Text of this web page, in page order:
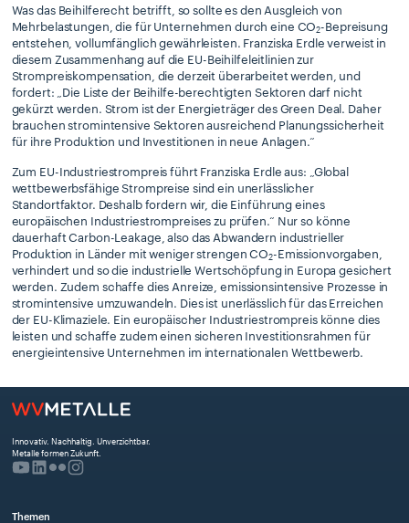
Was das Beihilferecht betrifft, so sollte es den Ausgleich von
Mehrbelastungen, die für Unternehmen durch eine CO2-Bepreisung
entstehen, vollumfänglich gewährleisten. Franziska Erdle verweist in
diesem Zusammenhang auf die EU-Beihilfeleitlinien zur
Strompreiskompensation, die derzeit überarbeitet werden, und
fordert: „Die Liste der Beihilfe-berechtigten Sektoren darf nicht
gekürzt werden. Strom ist der Energieträger des Green Deal. Daher
brauchen stromintensive Sektoren ausreichend Planungssicherheit
für ihre Produktion und Investitionen in neue Anlagen.“
Zum EU-Industriestrompreis führt Franziska Erdle aus: „Global
wettbewerbsfähige Strompreise sind ein unerlässlicher
Standortfaktor. Deshalb fordern wir, die Einführung eines
europäischen Industriestrompreises zu prüfen.“ Nur so könne
dauerhaft Carbon-Leakage, also das Abwandern industrieller
Produktion in Länder mit weniger strengen CO2-Emissionvorgaben,
verhindert und so die industrielle Wertschöpfung in Europa gesichert
werden. Zudem schaffe dies Anreize, emissionsintensive Prozesse in
stromintensive umzuwandeln. Dies ist unerlässlich für das Erreichen
der EU-Klimaziele. Ein europäischer Industriestrompreis könne dies
leisten und schaffe zudem einen sicheren Investitionsrahmen für
energieintensive Unternehmen im internationalen Wettbewerb.
Innovativ. Nachhaltig. Unverzichtbar.
Metalle formen Zukunft.
Themen